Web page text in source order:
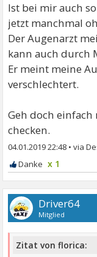
Ist bei mir auch
jetzt manchmal
Der Augenarzt
kann auch durch
Er meint meine
verschlechtert.
Geh doch einfach
checken.
04.01.2019 22:48 •
x 1
Driver64
Mitglied
Zitat von florica: